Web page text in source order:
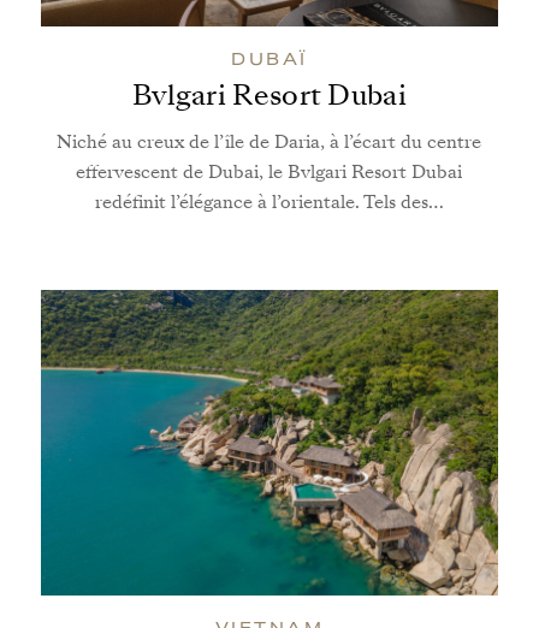
DUBAÏ
Bvlgari Resort Dubai
Niché au creux de l’île de Daria, à l’écart du centre
effervescent de Dubai, le Bvlgari Resort Dubai
redéfinit l’élégance à l’orientale. Tels des…